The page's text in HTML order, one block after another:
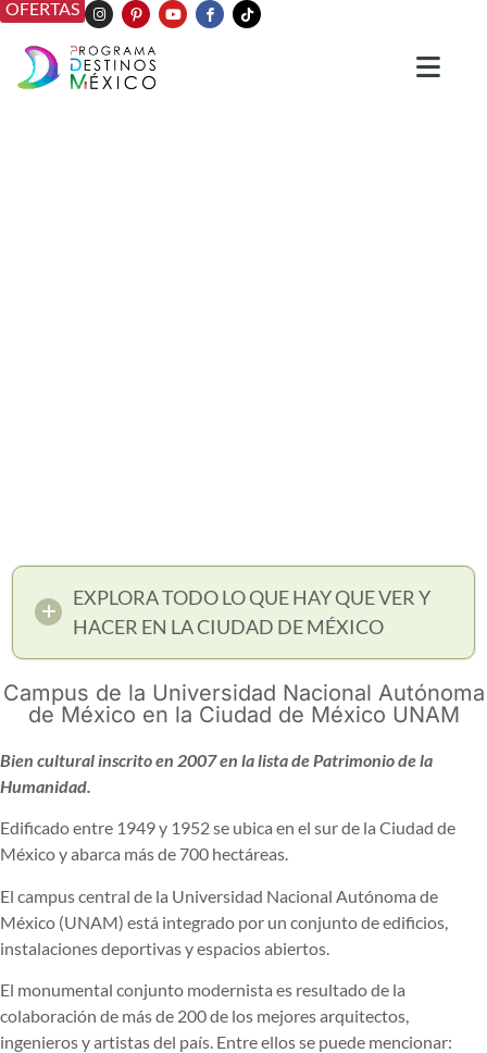
OFERTAS
EXPLORA TODO LO QUE HAY QUE VER Y
HACER EN LA CIUDAD DE MÉXICO
Campus de la Universidad Nacional Autónoma
de México en la Ciudad de México UNAM
Bien cultural inscrito en 2007 en la lista de Patrimonio de la
Humanidad.
Edificado entre 1949 y 1952 se ubica en el sur de la Ciudad de
México y abarca más de 700 hectáreas.
El campus central de la Universidad Nacional Autónoma de
México (UNAM) está integrado por un conjunto de edificios,
instalaciones deportivas y espacios abiertos.
El monumental conjunto modernista es resultado de la
colaboración de más de 200 de los mejores arquitectos,
ingenieros y artistas del país. Entre ellos se puede mencionar: